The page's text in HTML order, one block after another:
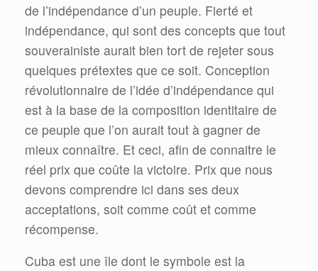
de l’indépendance d’un peuple. Fierté et
indépendance, qui sont des concepts que tout
souverainiste aurait bien tort de rejeter sous
quelques prétextes que ce soit. Conception
révolutionnaire de l’idée d’indépendance qui
est à la base de la composition identitaire de
ce peuple que l’on aurait tout à gagner de
mieux connaître. Et ceci, afin de connaitre le
réel prix que coûte la victoire. Prix que nous
devons comprendre ici dans ses deux
acceptations, soit comme coût et comme
récompense.
Cuba est une île dont le symbole est la